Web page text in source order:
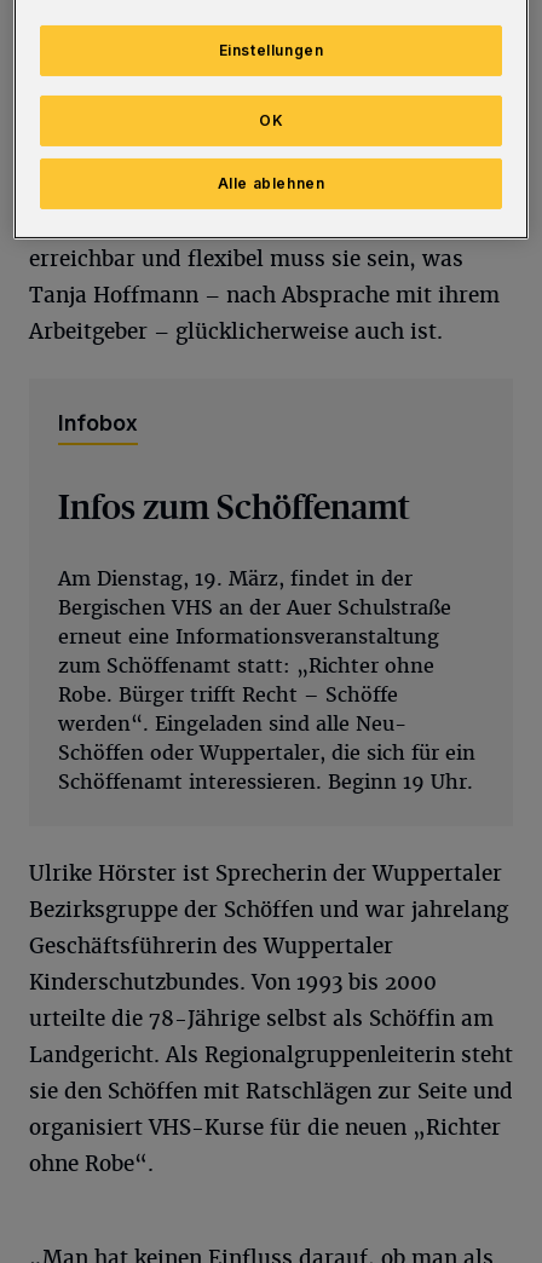
Schon als Studentin wollte die Wuppertalerin
sich als Schöffin engagieren. Im Berufsleben
hat sie den Schritt schließlich gewagt – und
wurde zur Hilfsschöffin berufen. Wenn ein
Hauptschöffe krank wird oder verreist,
erreichbar und flexibel muss sie sein, was
Tanja Hoffmann – nach Absprache mit ihrem
Arbeitgeber – glücklicherweise auch ist.
Infobox
Infos zum Schöffenamt
Am Dienstag, 19. März, findet in der
Bergischen VHS an der Auer Schulstraße
erneut eine Informationsveranstaltung
zum Schöffenamt statt: „Richter ohne
Robe. Bürger trifft Recht – Schöffe
werden“. Eingeladen sind alle Neu-
Schöffen oder Wuppertaler, die sich für ein
Schöffenamt interessieren. Beginn 19 Uhr.
Ulrike Hörster ist Sprecherin der Wuppertaler
Bezirksgruppe der Schöffen und war jahrelang
Geschäftsführerin des Wuppertaler
Kinderschutzbundes. Von 1993 bis 2000
urteilte die 78-Jährige selbst als Schöffin am
Landgericht. Als Regionalgruppenleiterin steht
sie den Schöffen mit Ratschlägen zur Seite und
organisiert VHS-Kurse für die neuen „Richter
ohne Robe“.
Einstellungen
Alle ablehnen
OK